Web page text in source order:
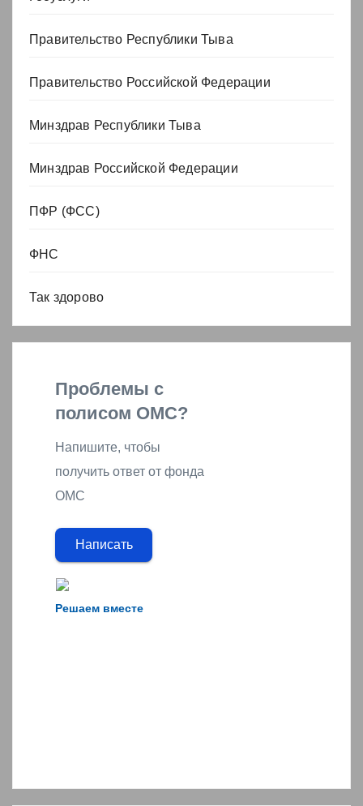
Правительство Республики Тыва
Правительство Российской Федерации
Минздрав Республики Тыва
Минздрав Российской Федерации
ПФР (ФСС)
ФНС
Так здорово
Решаем вместе
Проблемы с
полисом ОМС?
Напишите, чтобы
получить ответ от фонда
ОМС
Написать